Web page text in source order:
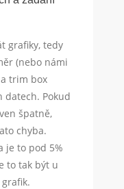
grafiky, tedy
(nebo námi
trim box
datech. Pokud
špatně,
chyba.
je to pod 5%
to tak být u